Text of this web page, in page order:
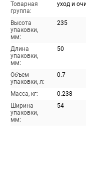
Товарная
группа:
уход и
Высота
упаковки,
мм:
235
Длина
упаковки,
мм:
50
Объем
упаковки, л:
0.7
Масса, кг:
0.238
Ширина
упаковки,
мм:
54